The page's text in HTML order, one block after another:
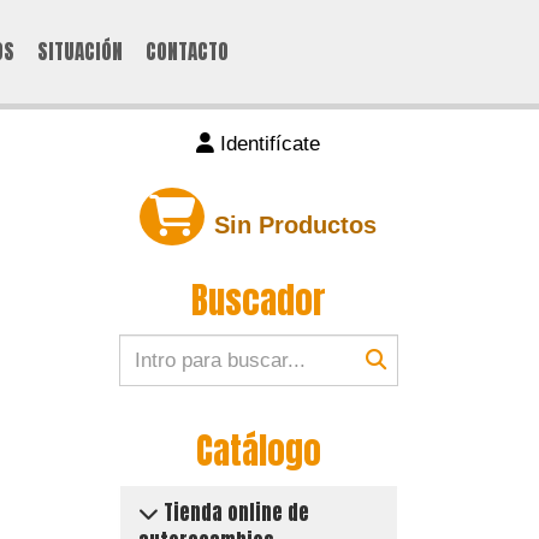
SITUACIÓN CONTACTO
Identifícate
Sin Productos
Buscador
Catálogo
Tienda online de